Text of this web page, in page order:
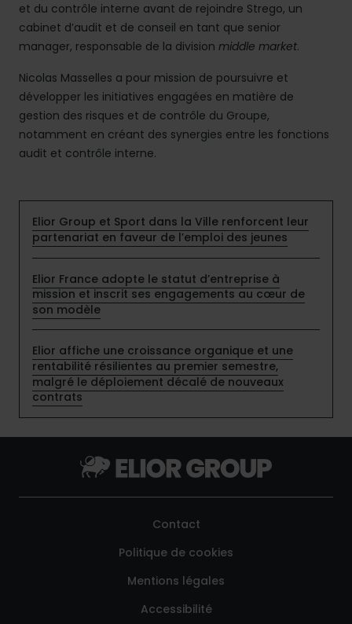
et du contrôle interne avant de rejoindre Strego, un
cabinet d’audit et de conseil en tant que senior
manager, responsable de la division middle market.
Nicolas Masselles a pour mission de poursuivre et
développer les initiatives engagées en matière de
gestion des risques et de contrôle du Groupe,
notamment en créant des synergies entre les fonctions
audit et contrôle interne.
Elior Group et Sport dans la Ville renforcent leur
partenariat en faveur de l’emploi des jeunes
Elior France adopte le statut d’entreprise à
mission et inscrit ses engagements au cœur de
son modèle
Elior affiche une croissance organique et une
rentabilité résilientes au premier semestre,
malgré le déploiement décalé de nouveaux
contrats
Contact
Politique de cookies
Mentions légales
Accessibilité